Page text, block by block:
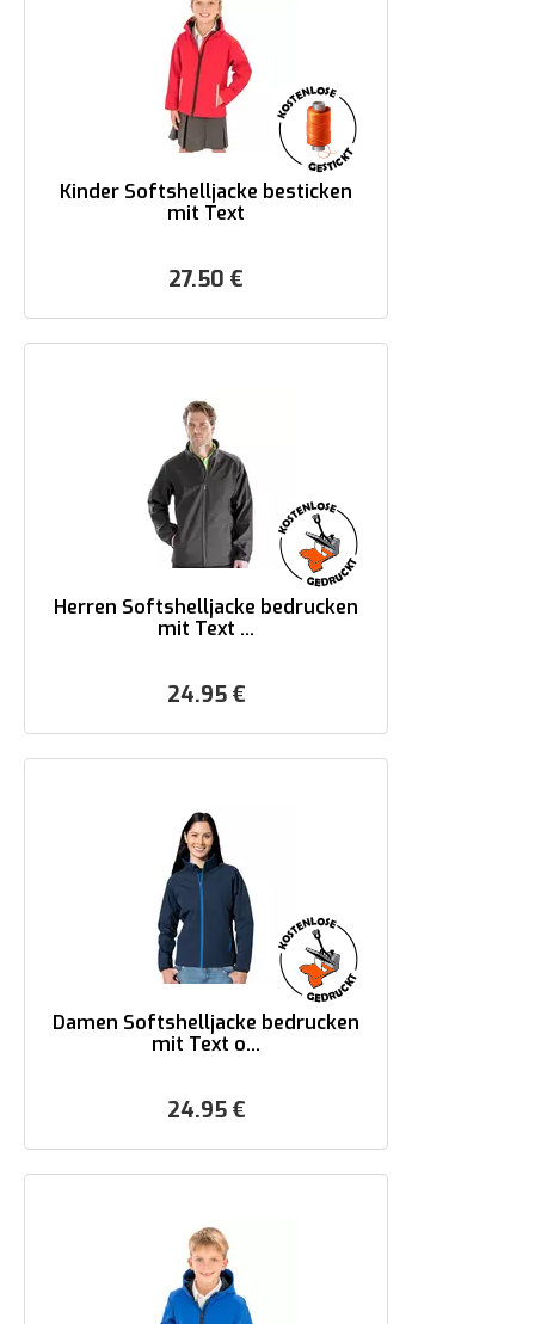
Kinder Softshelljacke besticken
mit Text
27.50 €
Herren Softshelljacke bedrucken
mit Text ...
24.95 €
Damen Softshelljacke bedrucken
mit Text o...
24.95 €